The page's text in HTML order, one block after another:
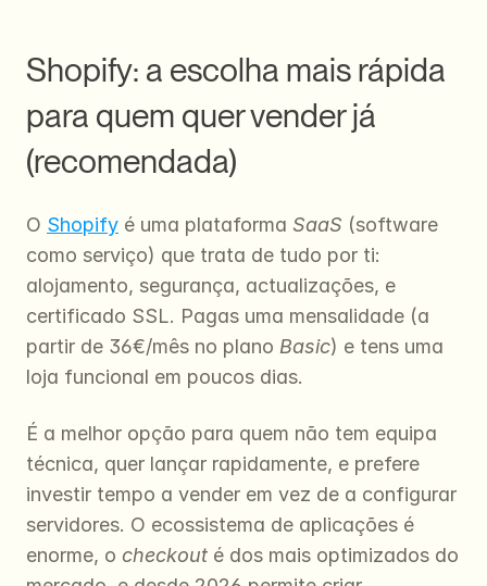
Shopify: a escolha mais rápida
para quem quer vender já
(recomendada)
O Shopify é uma plataforma SaaS (software
como serviço) que trata de tudo por ti:
alojamento, segurança, actualizações, e
certificado SSL. Pagas uma mensalidade (a
partir de 36€/mês no plano Basic) e tens uma
loja funcional em poucos dias.
É a melhor opção para quem não tem equipa
técnica, quer lançar rapidamente, e prefere
investir tempo a vender em vez de a configurar
servidores. O ecossistema de aplicações é
enorme, o checkout é dos mais optimizados do